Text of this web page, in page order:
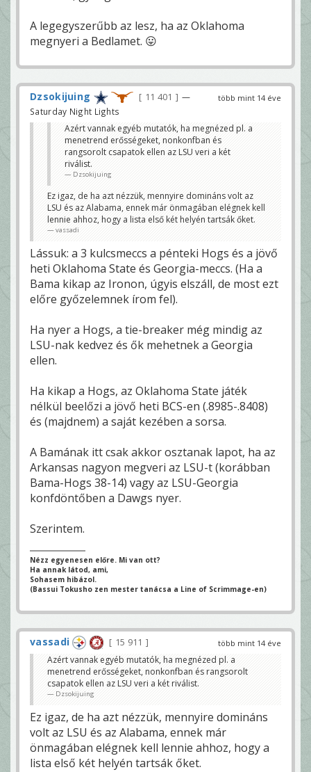
A legegyszerűbb az lesz, ha az Oklahoma
megnyeri a Bedlamet. 😛
több mint 14 éve
Dzsokijuing 11 401
—
Saturday Night Lights
Azért vannak egyéb mutatók, ha megnézed pl. a
menetrend erősségeket, nonkonfban és
rangsorolt csapatok ellen az LSU veri a két
riválist.
Dzsokijuing
Ez igaz, de ha azt nézzük, mennyire domináns volt az
LSU és az Alabama, ennek már önmagában elégnek kell
lennie ahhoz, hogy a lista első két helyén tartsák őket.
vassadi
Lássuk: a 3 kulcsmeccs a pénteki Hogs és a jövő
heti Oklahoma State és Georgia-meccs. (Ha a
Bama kikap az Ironon, úgyis elszáll, de most ezt
előre győzelemnek írom fel).
Ha nyer a Hogs, a tie-breaker még mindig az
LSU-nak kedvez és ők mehetnek a Georgia
ellen.
Ha kikap a Hogs, az Oklahoma State játék
nélkül beelőzi a jövő heti BCS-en (.8985-.8408)
és (majdnem) a saját kezében a sorsa.
A Bamának itt csak akkor osztanak lapot, ha az
Arkansas nagyon megveri az LSU-t (korábban
Bama-Hogs 38-14) vagy az LSU-Georgia
konfdöntőben a Dawgs nyer.
Szerintem.
Nézz egyenesen előre. Mi van ott?
Ha annak látod, ami,
Sohasem hibázol.
(Bassui Tokusho zen mester tanácsa a Line of Scrimmage-en)
több mint 14 éve
vassadi
15 911
Azért vannak egyéb mutatók, ha megnézed pl. a
menetrend erősségeket, nonkonfban és rangsorolt
csapatok ellen az LSU veri a két riválist.
Dzsokijuing
Ez igaz, de ha azt nézzük, mennyire domináns
volt az LSU és az Alabama, ennek már
önmagában elégnek kell lennie ahhoz, hogy a
lista első két helyén tartsák őket.